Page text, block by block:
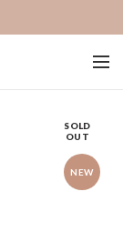
SOLD
OUT
NEW